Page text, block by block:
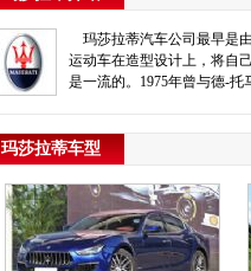
玛莎拉蒂汽车公司最早是
运动车在造型设计上，将自
是一流的。1975年曾与德-
玛莎拉蒂车型